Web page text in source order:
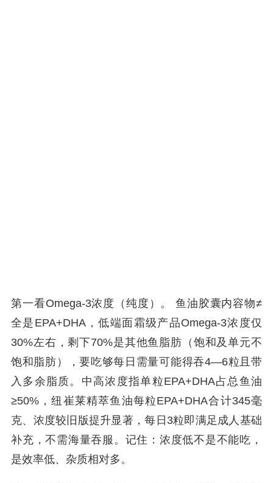
第一看Omega‑3浓度（纯度）。 鱼油胶囊内容物≠
全是EPA+DHA，低端面霜级产品Omega‑3浓度仅
30%左右，剩下70%是其他鱼脂肪（饱和及单元不
饱和脂肪），要吃够每日需量可能得吞4—6粒且带
入多余脂质。中高浓度指单粒EPA+DHA占总鱼油
≥50%，纽崔莱精萃鱼油每粒EPA+DHA合计345毫
克、浓度较旧版提升显著，每日3粒即满足成人基础
补充，不需海量吞服。记住：浓度低不是不能吃，
是效率低、杂质相对多。